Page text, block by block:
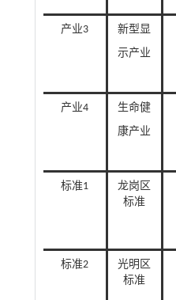
产业3
新型显
示产业
产业4
生命健
康产业
标准1
龙岗区
标准
标准2
光明区
标准